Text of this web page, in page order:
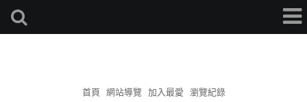
首頁 網站導覽 加入最愛 瀏覽紀錄